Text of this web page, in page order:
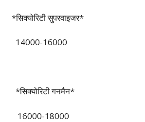
*सिक्योरिटी सुपरवाइजर*
14000-16000
*सिक्योरिटी गनमैन*
16000-18000